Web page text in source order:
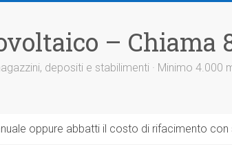
– Chiama
depositi e stabilimenti · Minimo
oppure abbatti il costo di rifacimento